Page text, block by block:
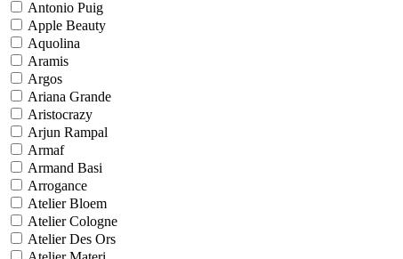
Antonio Puig
Apple Beauty
Aquolina
Aramis
Argos
Ariana Grande
Aristocrazy
Arjun Rampal
Armaf
Armand Basi
Arrogance
Atelier Bloem
Atelier Cologne
Atelier Des Ors